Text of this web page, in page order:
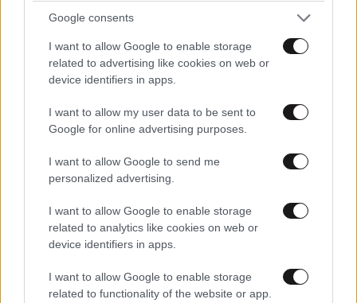
Google consents
I want to allow Google to enable storage
related to advertising like cookies on web or
device identifiers in apps.
I want to allow my user data to be sent to
Google for online advertising purposes.
I want to allow Google to send me
personalized advertising.
I want to allow Google to enable storage
related to analytics like cookies on web or
device identifiers in apps.
I want to allow Google to enable storage
related to functionality of the website or app.
06·08·2026 00:09
Σαν σήμερα 6 Αυγούστου: Πεθαίνει η Ρίτα
Σακελλαρίου, η λαϊκή ντίβα που έκανε τη ζωή
της τραγούδι